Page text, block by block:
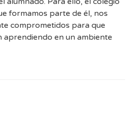
formamos parte de él, nos
comprometidos para que
aprendiendo en un ambiente